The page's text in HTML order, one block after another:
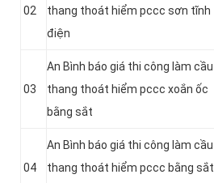
02
thang thoát hiểm pccc sơn tĩnh
điện
03
An Bình báo giá thi công làm cầu
thang thoát hiểm pccc xoắn ốc
bằng sắt
04
An Bình báo giá thi công làm cầu
thang thoát hiểm pccc bằng sắt